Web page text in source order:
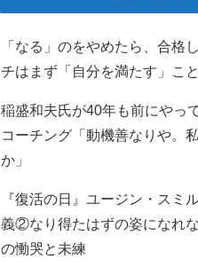
「なる」のをやめたら、合
チはまず「自分を満たす」こ
稲盛和夫氏が40年も前にやっ
コーチング「動機善なりや。
か」
『復活の日』ユージン・スミ
義②なり得たはずの姿になれ
の慟哭と未練